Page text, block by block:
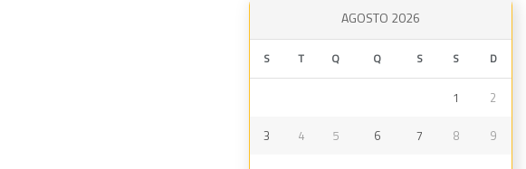
AGOSTO 2026
S T Q Q S S D
1 2
3 4 5 6 7 8 9